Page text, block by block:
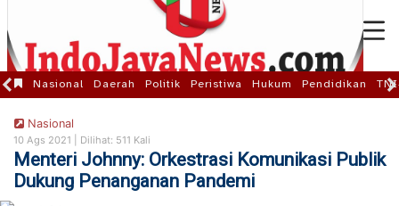
Nasional Daerah Politik Peristiwa Hukum Pendidikan
Nasional
10 Ags 2021 | Dilihat: 511 Kali
Menteri Johnny: Orkestrasi Komunikasi Publik
Dukung Penanganan Pandemi